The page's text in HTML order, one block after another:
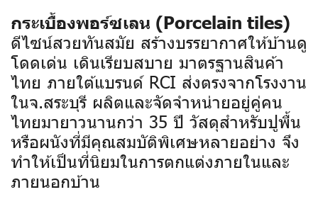
กระเบื้องพอร์ซเลน (Porcelain tiles)
ดีไซน์สวยทันสมัย สร้างบรรยากาศให้บ้านดู
โดดเด่น เดินเรียบสบาย มาตรฐานสินค้า
ไทย ภายใต้แบรนด์ RCI ส่งตรงจากโรงงาน
ในจ.สระบุรี ผลิตและจัดจำหน่ายอยู่คู่คน
ไทยมายาวนานกว่า 35 ปี วัสดุสำหรับปูพื้น
หรือผนังที่มีคุณสมบัติพิเศษหลายอย่าง จึง
ทำให้เป็นที่นิยมในการตกแต่งภายในและ
ภายนอกบ้าน